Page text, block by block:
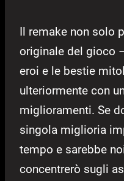
Il remake non solo
originale del gioco
eroi e le bestie
ulteriormente con
miglioramenti. Se
singola miglioria
tempo e sarebbe
concentrerò sugli